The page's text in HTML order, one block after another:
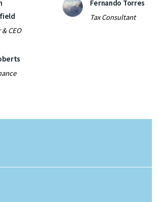
CEO
Fernando Torres
Tax Consultant